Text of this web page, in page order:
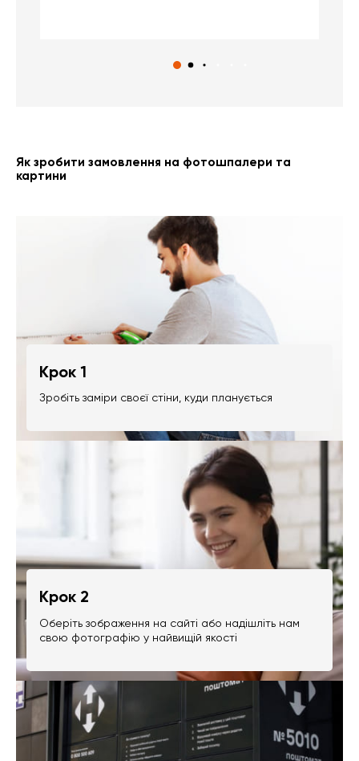
Як зробити замовлення на фотошпалери та
картини
Крок 1
Зробіть заміри своєї стіни, куди планується
Крок 2
Оберіть зображення на сайті або надішліть нам
свою фотографію у найвищій якості